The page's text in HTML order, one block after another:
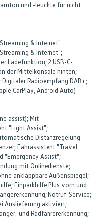
und -leuchte für nicht
& Internet"
& Internet";
Ladefunktion; 2 USB-C-
der Mittelkonsole hinten;
Radioempfang DAB+;
CarPlay, Android Auto)
assist); Mit
"Light Assist";
Distanzregelung
Fahrassistent "Travel
"Emergency Assist";
mit Onlinedienste;
anklappbare Außenspiegel;
Einparkhilfe Plus vorn und
Notruf-Service;
Auslieferung aktiviert;
und Radfahrererkennung;